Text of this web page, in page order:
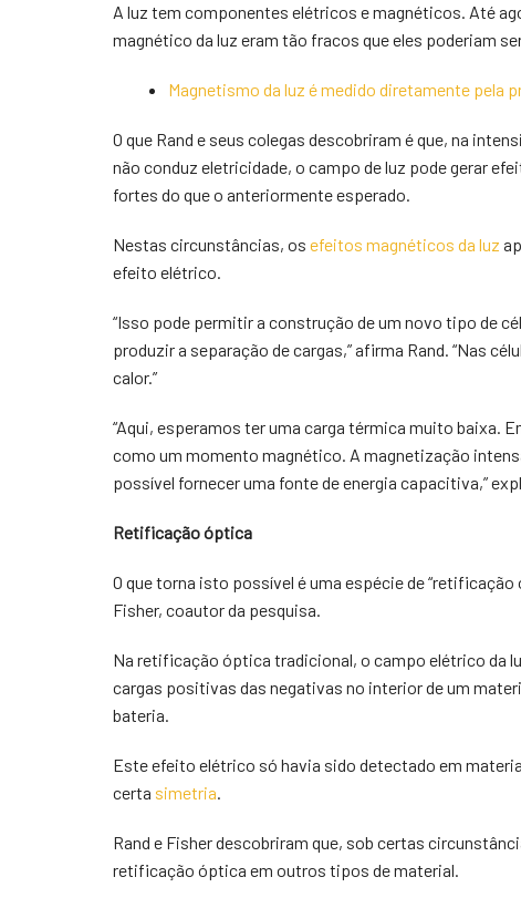
A luz tem componentes elétricos e magnéticos. Até
magnético da luz eram tão fracos que eles poderiam
Magnetismo da luz é medido diretamente pela
O que Rand e seus colegas descobriram é que, na
não conduz eletricidade, o campo de luz pode gerar
fortes do que o anteriormente esperado.
Nestas circunstâncias, os efeitos magnéticos da luz
efeito elétrico.
“Isso pode permitir a construção de um novo tipo de
produzir a separação de cargas,” afirma Rand. “Nas
calor.”
“Aqui, esperamos ter uma carga térmica muito baixa.
como um momento magnético. A magnetização
possível fornecer uma fonte de energia capacitiva,”
Retificação óptica
O que torna isto possível é uma espécie de
Fisher, coautor da pesquisa.
Na retificação óptica tradicional, o campo elétrico da
cargas positivas das negativas no interior de um
bateria.
Este efeito elétrico só havia sido detectado em
certa simetria.
Rand e Fisher descobriram que, sob certas
retificação óptica em outros tipos de material.